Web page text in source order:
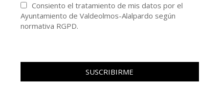
Consiento el tratamiento de mis datos por el
Ayuntamiento de Valdeolmos-Alalpardo según
normativa RGPD.